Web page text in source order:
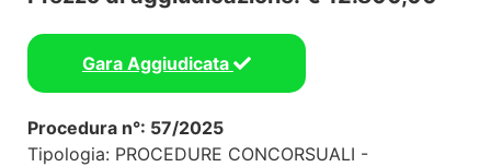
Gara Aggiudicata
Procedura n°: 57/2025
Tipologia: PROCEDURE CONCORSUALI -